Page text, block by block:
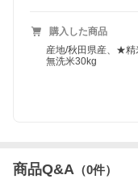
購入した商品
産地/秋田県産、★精
無洗米30kg
商品Q&A （0件）